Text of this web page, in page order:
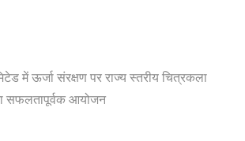
में ऊर्जा संरक्षण पर राज्य स्तरीय चित्रकला
सफलतापूर्वक आयोजन